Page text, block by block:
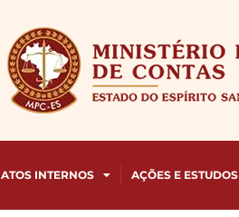
ATOS INTERNOS AÇÕES E ESTUDOS